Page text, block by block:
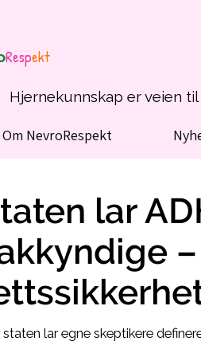
Respekt
Hjernekunnskap er veien
Om NevroRespekt
lar
staten lar egne skeptikere